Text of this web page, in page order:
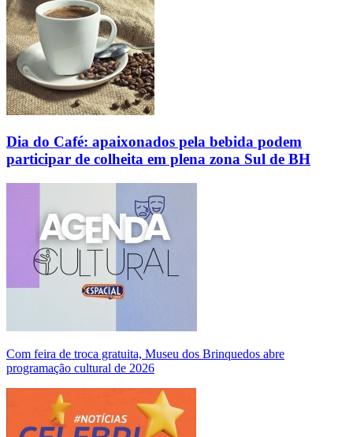
Dia do Café: apaixonados pela bebida podem
participar de colheita em plena zona Sul de BH
Com feira de troca gratuita, Museu dos Brinquedos abre
programação cultural de 2026